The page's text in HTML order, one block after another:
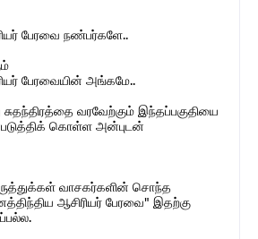
பேரவை நண்பர்களே..
பேரவையின் அங்கமே..
வரவேற்கும் இந்தப்பகுதியை
கொள்ள அன்புடன்
வாசகர்களின் சொந்த
ஆசிரியர் பேரவை" இதற்கு